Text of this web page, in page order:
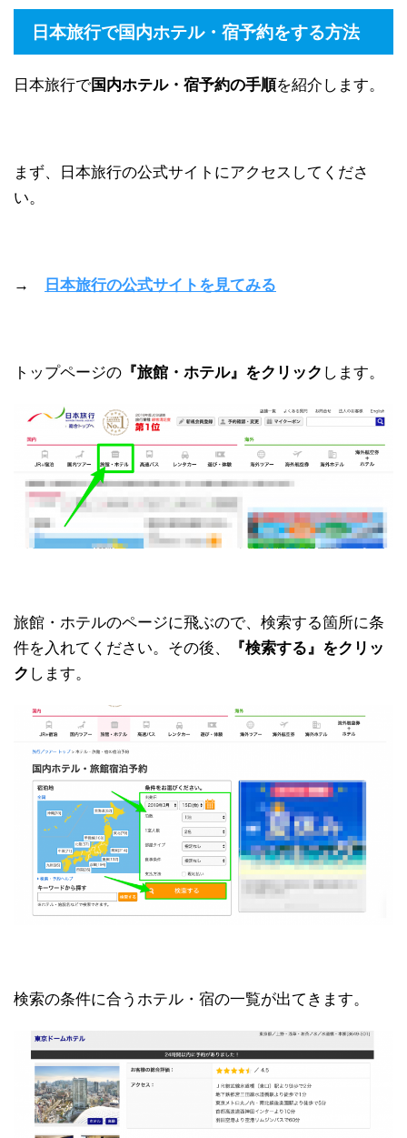
日本旅行で国内ホテル・宿予約をする方法
日本旅行で国内ホテル・宿予約の手順を紹介します。
まず、日本旅行の公式サイトにアクセスしてくださ
い。
→ 日本旅行の公式サイトを見てみる
トップページの 『旅館・ホテル』をクリック します。
旅館・ホテルのページに飛ぶので、検索する箇所に条
件を入れてください。その後、
『検索する』をクリッ
ク します。
検索の条件に合うホテル・宿の一覧が出てきます。